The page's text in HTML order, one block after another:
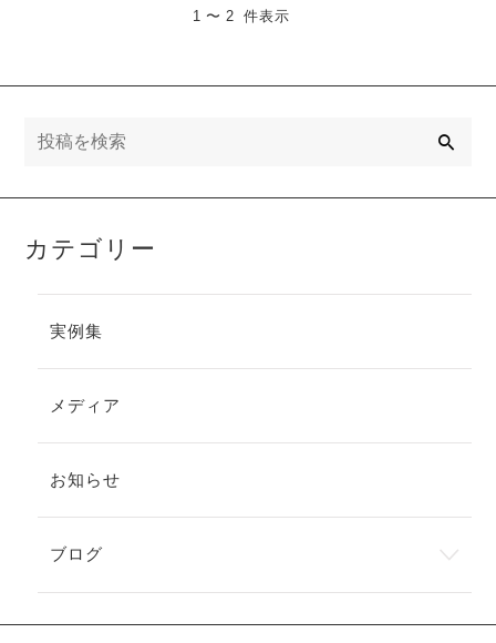
1 〜 2 件表示
カテゴリー
実例集
メディア
お知らせ
ブログ